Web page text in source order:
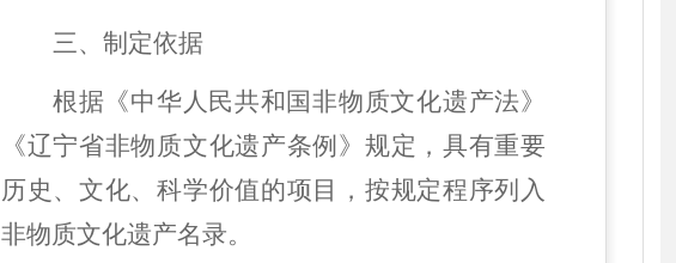
三、制定依据
根据《中华人民共和国非物质文化遗产法》
《辽宁省非物质文化遗产条例》规定，具有重要
历史、文化、科学价值的项目，按规定程序列入
非物质文化遗产名录。